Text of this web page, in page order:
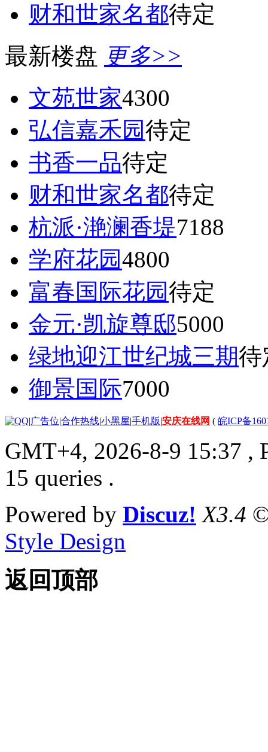
财和世家名都待定
最新楼盘 更多>>
文苑世家4300
弘信嘉禾园待定
书香一品待定
财和世家名都待定
杭派·滟澜香堤7188
学府花园4800
富春国际花园待定
金元·凯旋尊邸5000
绿地迎江世纪城三期待
御景国际7000
|广告位|合作热线|小黑屋|手机版|安庆在线网 ( 皖ICP备
GMT+4, 2026-8-9 15:37 ,
15 queries .
Powered by Discuz! X3.4
Style Design
返回顶部